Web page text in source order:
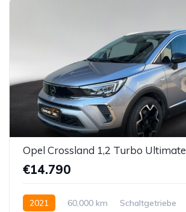
Opel Crossland 1,2 Turbo Ultimate
€14.790
2021 60,000 km
Schaltgetriebe